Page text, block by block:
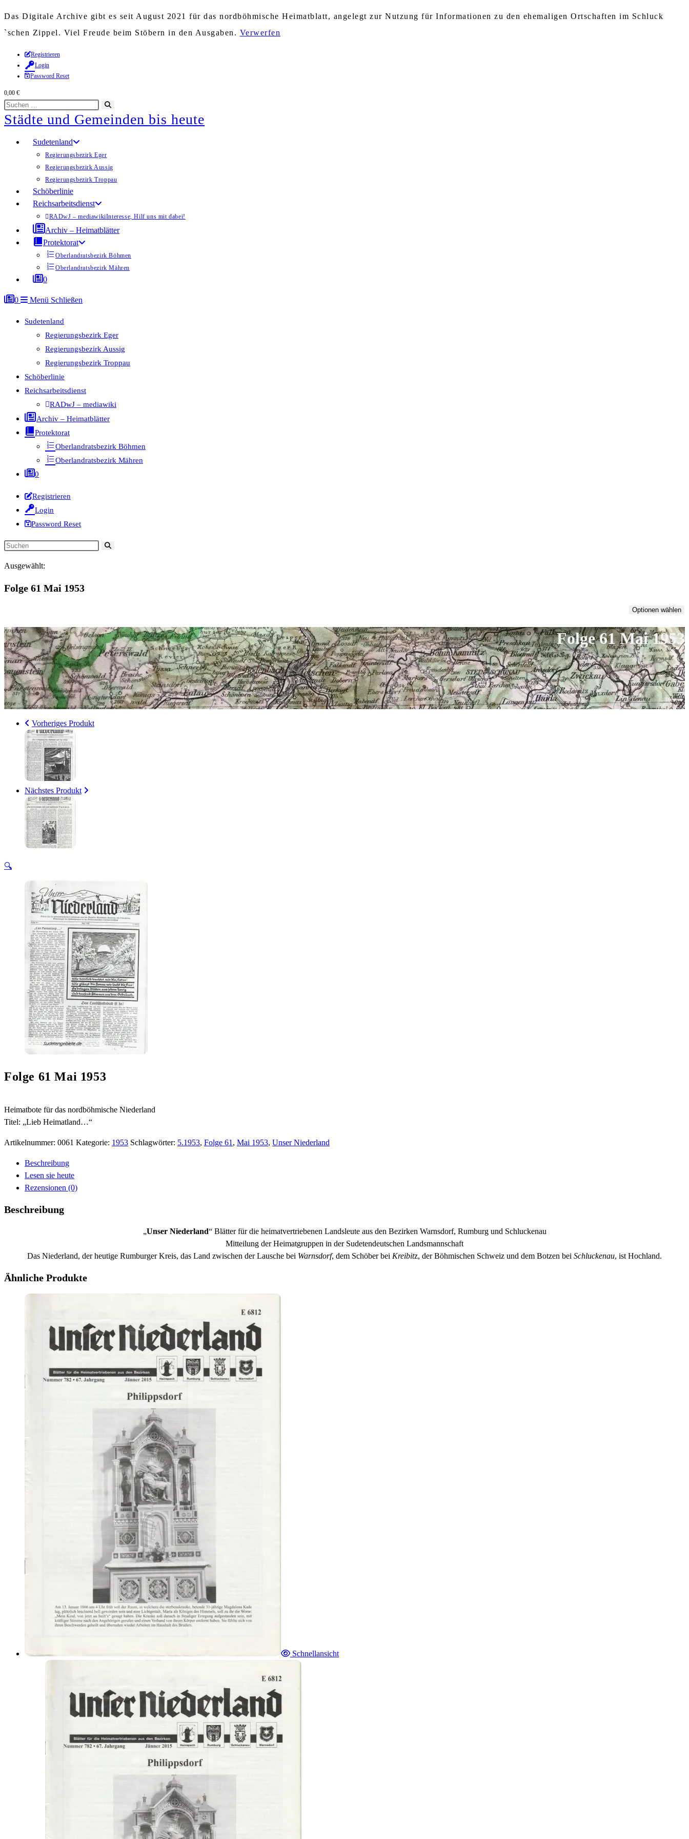
Das Digitale Archive gibt es seit August 2021 für das nordböhmische Heimatblatt, angelegt zur Nutzung für Informationen zu den ehemaligen Ortschaften im Schluck
`schen Zippel. Viel Freude beim Stöbern in den Ausgaben. Verwerfen
Zum
Inhalt
springen
Registrieren
Login
Password Reset
0,00 €
Diese
Website
durchsuchen
starten
Städte und Gemeinden bis heute
Sudetenland
Regierungsbezirk Eger
Regierungsbezirk Aussig
Regierungsbezirk Troppau
Schöberlinie
Reichsarbeitsdienst
RADwJ – mediawikiInteresse, Hilf uns mit dabei!
Archiv – Heimatblätter
Protektorat
Oberlandratsbezirk Böhmen
Oberlandratsbezirk Mähren
0
0 Menü Schließen
Sudetenland
Regierungsbezirk Eger
Regierungsbezirk Aussig
Regierungsbezirk Troppau
Schöberlinie
Reichsarbeitsdienst
RADwJ – mediawiki
Archiv – Heimatblätter
Protektorat
Oberlandratsbezirk Böhmen
Oberlandratsbezirk Mähren
0
Registrieren
Login
Password Reset
Diese
durchsuchen
Ausgewählt:
Folge 61 Mai 1953
Optionen wählen
Folge 61 Mai 1953
Vorheriges Produkt
Nächstes Produkt
🔍
Folge 61 Mai 1953
Heimatbote für das nordböhmische Niederland
Titel: „Lieb Heimatland…“
Artikelnummer: 0061 Kategorie: 1953 Schlagwörter: 5.1953, Folge 61 , Mai 1953, Unser Niederland
Beschreibung
Lesen sie heute
Rezensionen (0)
Beschreibung
„Unser Niederland“ Blätter für die heimatvertriebenen Landsleute aus den Bezirken Warnsdorf, Rumburg und Schluckenau
Mitteilung der Heimatgruppen in der Sudetendeutschen Landsmannschaft
Das Niederland, der heutige Rumburger Kreis, das Land zwischen der Lausche bei Warnsdorf, dem Schöber bei Kreibitz, der Böhmischen Schweiz und dem Botzen bei Schluckenau, ist Hochland.
Ähnliche Produkte
Schnellansicht